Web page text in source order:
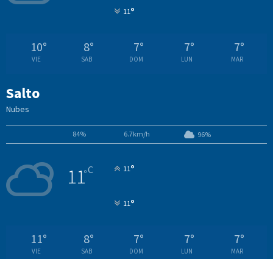
11°
10°
VIE
8°
SAB
7°
DOM
7°
LUN
7°
MAR
Salto
Nubes
84% 6.7km/h 96%
11°C 11°
11°
11°
VIE
8°
SAB
7°
DOM
7°
LUN
7°
MAR